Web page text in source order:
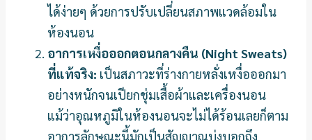
ได้ง่ายๆ ด้วยการปรับเปลี่ยนสภาพแวดล้อมใน
ห้องนอน
อาการเหงื่อออกตอนกลางคืน (Night Sweats)
ที่แท้จริง: เป็นสภาวะที่ร่างกายหลั่งเหงื่อออกมา
อย่างหนักจนเปียกชุ่มเสื้อผ้าและเครื่องนอน
แม้ว่าอุณหภูมิในห้องนอนจะไม่ได้ร้อนเลยก็ตาม
อาการลักษณะนี้มักเป็นสัญญาณบ่งบอกถึง